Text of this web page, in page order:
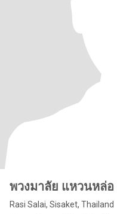
Rasi Salai, Sisaket, Thailand